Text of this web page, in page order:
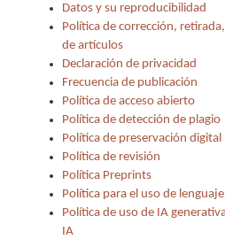
Datos y su reproducibilidad
Política de corrección,
de artículos
Declaración de privacidad
Frecuencia de publicación
Política de acceso abierto
Política de detección de plagio
Política de preservación digital
Política de revisión
Política Preprints
Política para el uso de
Política de uso de IA
IA